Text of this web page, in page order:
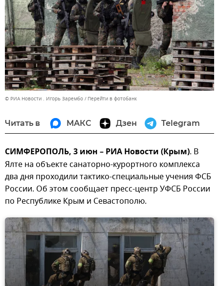
© РИА Новости . Игорь Зарембо Перейти в фотобанк
Читать в МАКС Дзен Telegram
СИМФЕРОПОЛЬ, 3 июн – РИА Новости (Крым). В
Ялте на объекте санаторно-курортного комплекса
два дня проходили тактико-специальные учения ФСБ
России. Об этом сообщает пресс-центр УФСБ России
по Республике Крым и Севастополю.